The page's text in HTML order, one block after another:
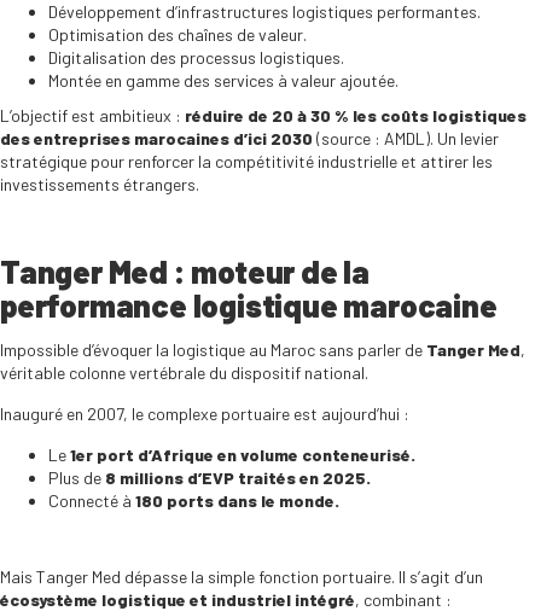
Développement d’infrastructures logistiques performantes.
Optimisation des chaînes de valeur.
Digitalisation des processus logistiques.
Montée en gamme des services à valeur ajoutée.
L’objectif est ambitieux : réduire de 20 à 30 % les coûts logistiques
des entreprises marocaines d’ici 2030 (source : AMDL). Un levier
stratégique pour renforcer la compétitivité industrielle et attirer les
investissements étrangers.
Tanger Med : moteur de la
performance logistique marocaine
Impossible d’évoquer la logistique au Maroc sans parler de Tanger Med,
véritable colonne vertébrale du dispositif national.
Inauguré en 2007, le complexe portuaire est aujourd’hui :
Le1er port d’Afrique en volume conteneurisé.
Plus de 8 millions d’EVP traités en 2025.
Connecté à 180 ports dans le monde.
Mais Tanger Med dépasse la simple fonction portuaire. Il s’agit d’un
écosystème logistique et industriel intégré, combinant :